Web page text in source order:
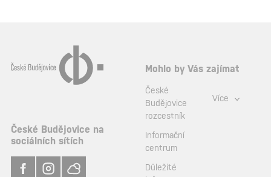
České Budějovice na
sociálních sítích
Mohlo by Vás zajímat
České
Budějovice
rozcestník
Informační
centrum
Důležité
Více